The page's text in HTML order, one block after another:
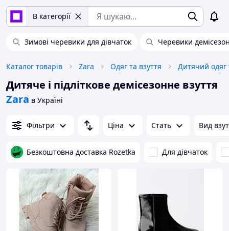
В категорії
Зимові черевики для дівчаток Черевики
Каталог товарів Zara Одяг та взуття Дитячий одяг
Дитяче і підліткове демісезонне взуття
Zara в Україні
Фільтри Ціна Стать Вид
Безкоштовна доставка Rozetka Для дівчаток